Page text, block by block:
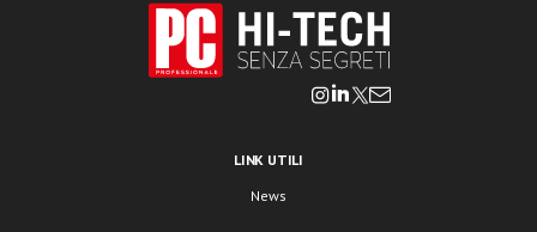
LINK UTILI
News